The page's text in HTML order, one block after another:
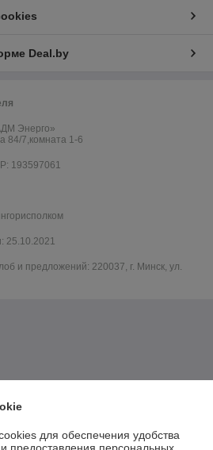
Deal.by
Энерго»
84/7,комната 1-6
193597061
25.10.2021
и предложений: 220037, г. Минск, ул.
для обеспечения удобства